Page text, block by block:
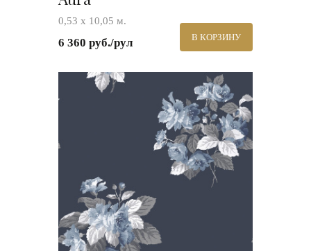
0,53 х 10,05 м.
6 360 руб./рул В КОРЗИНУ